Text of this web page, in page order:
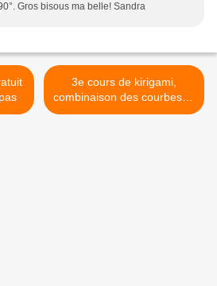
Gros bisous ma belle! Sandra
3e cours de kirigami,
combinaison des courbes et
lignes droites >